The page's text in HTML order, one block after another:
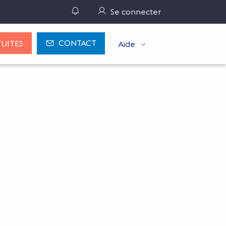
Gérer ses notifications
Se connecter
CONTACT Aide